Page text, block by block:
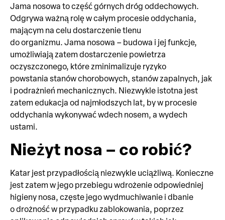
Jama nosowa to część górnych dróg oddechowych.
Odgrywa ważną rolę w całym procesie oddychania,
mającym na celu dostarczenie tlenu
do organizmu. Jama nosowa – budowa i jej funkcje,
umożliwiają zatem dostarczenie powietrza
oczyszczonego, które zminimalizuje ryzyko
powstania stanów chorobowych, stanów zapalnych, jak
i podrażnień mechanicznych. Niezwykle istotna jest
zatem edukacja od najmłodszych lat, by w procesie
oddychania wykonywać wdech nosem, a wydech
ustami.
Nieżyt nosa – co robić?
Katar jest przypadłością niezwykle uciążliwą. Konieczne
jest zatem w jego przebiegu wdrożenie odpowiedniej
higieny nosa, częste jego wydmuchiwanie i dbanie
o drożność w przypadku zablokowania, poprzez